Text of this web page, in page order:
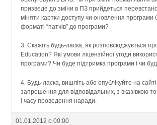
призведе до зміни в ПЗ прийдеться
міняти картки доступу чи оновлення програми
форматі “патчів” до програми?
3. Скажіть будь-ласка, як розповсюджується
Education? Які умови ліцензійної угоди
програми? Чи буде підтримка програми і чи
4. Будь-ласка, вишліть або опублікуйте на
запрошення для відповідальних, з вказівкою
і часу проведення наради.
01.01.2012 о 00:00